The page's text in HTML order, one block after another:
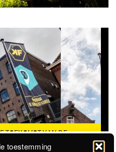
toestemming
8 JUNI 2026
TRAINEESHIP RAAD VAN